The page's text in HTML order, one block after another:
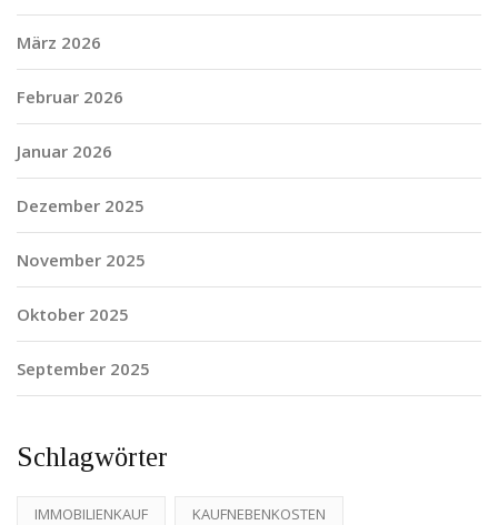
März 2026
Februar 2026
Januar 2026
Dezember 2025
November 2025
Oktober 2025
September 2025
Schlagwörter
IMMOBILIENKAUF KAUFNEBENKOSTEN